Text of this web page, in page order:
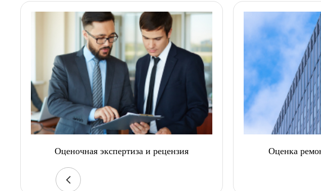
Оценочная экспертиза и рецензия Оценка